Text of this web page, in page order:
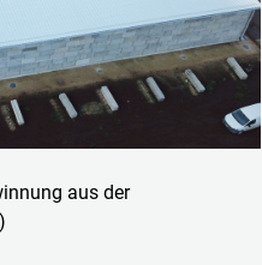
aus der